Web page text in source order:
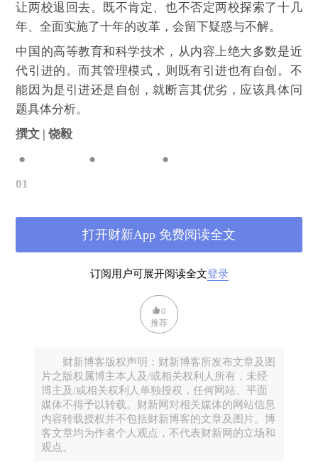
让两校退回去。既不肯定、也不否定两校探索了十几
年、全面实施了十年的改革，会留下疑惑与不解。
中国的高等教育和科学技术，从内容上绝大多数是近
代引进的。而其管理模式，则既有引进也有自创。不
能因为是引进还是自创，就断言其优劣，应该具体问
题具体分析。
撰文 | 饶毅
● ● ●
01
美国普遍实行的高校预聘制（tenure track），给博士
后完成后起步的助理教授充分自主权，6-8年后进行评
审，决定是否继续支持（和晋升）（中国有人简化
这一制度，几十年来被证明是人类在高等学校和科技
机构设立的最佳制度。它有利于年轻人独立（称为主
研究人员，principal investigator，PI），有利于发挥
年轻人的作用，让特别年富力强的人独当一面、敢闯
敢干。而其质量保证是6到8年后的必须有校外同行参
与环节的全面评审（一般是院系校内、校外、学校终
审委员会），给予年轻人充分的时间，但不是无限制
地不评审。
订阅用户可展开阅读全文登录
打开财新App 免费阅读全文
0
推荐
财新博客版权声明：财新博客所发布文章及图
片之版权属博主本人及/或相关权利人所有，未经
博主及/或相关权利人单独授权，任何网站、平面
媒体不得予以转载。财新网对相关媒体的网站信息
内容转载授权并不包括财新博客的文章及图片。博
客文章均为作者个人观点，不代表财新网的立场和
观点。